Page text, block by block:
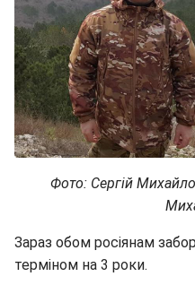
Фото: Сергій
Зараз обом росіянам
терміном на 3 роки.